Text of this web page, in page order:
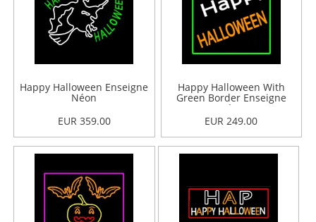
Happy Halloween Enseigne
Néon
EUR 359.00
Happy Halloween With
Green Border Enseigne
Néon
EUR 249.00